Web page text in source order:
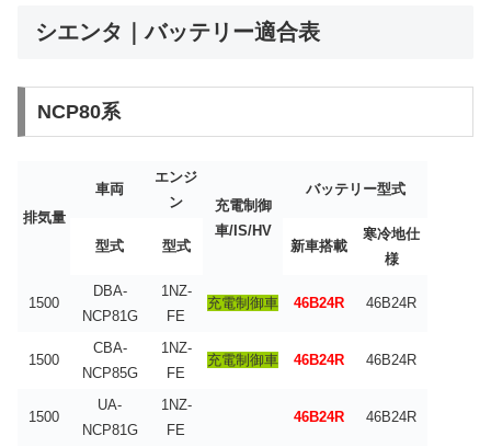
シエンタ｜バッテリー適合表
NCP80系
排気量
車両
エンジ
ン
充電制御
車/IS/HV
バッテリー型式
型式 型式 新車搭載
寒冷地仕
様
1500
DBA-
NCP81G
1NZ-
FE
充電制御車 46B24R 46B24R
1500
CBA-
NCP85G
1NZ-
FE
充電制御車 46B24R 46B24R
1500
UA-
NCP81G
1NZ-
FE
46B24R 46B24R